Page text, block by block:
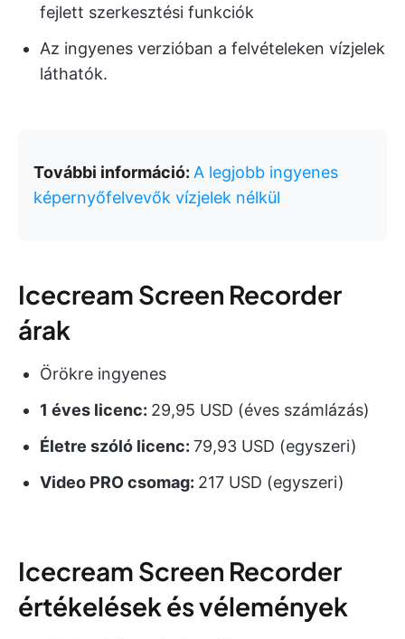
fejlett szerkesztési funkciók
Az ingyenes verzióban a felvételeken vízjelek
láthatók.
További információ: A legjobb ingyenes
képernyőfelvevők vízjelek nélkül
Icecream Screen Recorder
árak
Örökre ingyenes
1 éves licenc: 29,95 USD (éves számlázás)
Életre szóló licenc: 79,93 USD (egyszeri)
Video PRO csomag: 217 USD (egyszeri)
Icecream Screen Recorder
értékelések és vélemények